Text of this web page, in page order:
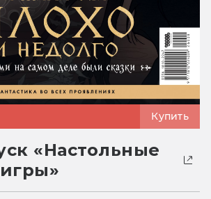
Купить
«Настольные